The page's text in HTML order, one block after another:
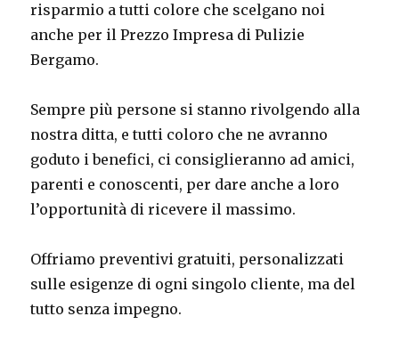
risparmio a tutti colore che scelgano noi
anche per il Prezzo Impresa di Pulizie
Bergamo.
Sempre più persone si stanno rivolgendo alla
nostra ditta, e tutti coloro che ne avranno
goduto i benefici, ci consiglieranno ad amici,
parenti e conoscenti, per dare anche a loro
l’opportunità di ricevere il massimo.
Offriamo preventivi gratuiti, personalizzati
sulle esigenze di ogni singolo cliente, ma del
tutto senza impegno.